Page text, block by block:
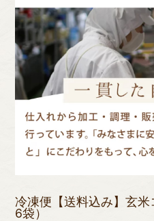
冷凍便【送料込み】玄
6袋）